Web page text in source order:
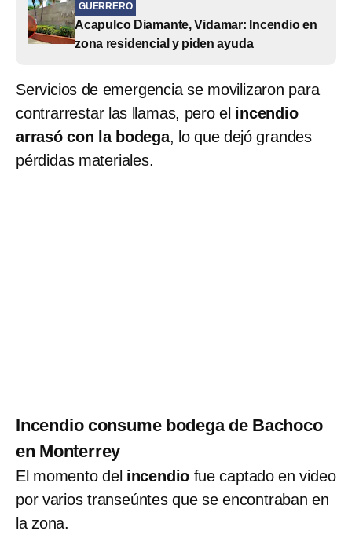
GUERRERO
Acapulco Diamante, Vidamar: Incendio en
zona residencial y piden ayuda
Servicios de emergencia se movilizaron para
contrarrestar las llamas, pero el incendio
arrasó con la bodega, lo que dejó grandes
pérdidas materiales.
Incendio consume bodega de Bachoco
en Monterrey
El momento del incendio fue captado en video
por varios transeúntes que se encontraban en
la zona.